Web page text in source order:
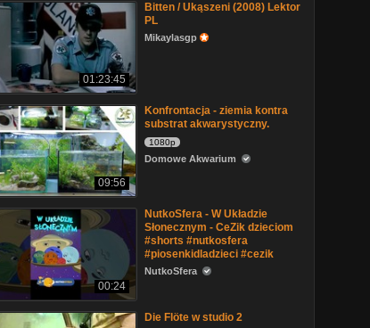
01:23:45
Bitten / Ukąszeni (2008) Lektor
PL
Mikaylasgp
09:56
Konfrontacja - ziemia kontra
substrat akwarystyczny.
1080p
Domowe Akwarium
00:24
NutkoSfera - W Układzie
Słonecznym - CeZik dzieciom
#shorts #nutkosfera
#piosenkidladzieci #cezik
NutkoSfera
Die Flöte w studio 2